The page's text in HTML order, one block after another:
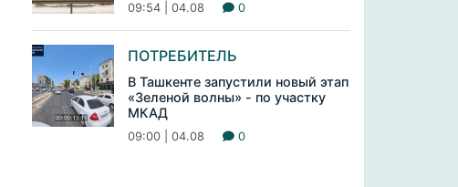
09:54 | 04.08 0
ПОТРЕБИТЕЛЬ
В Ташкенте запустили новый этап
«Зеленой волны» - по участку
МКАД
09:00 | 04.08 0